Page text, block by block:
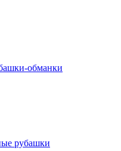
обманки
рубашки